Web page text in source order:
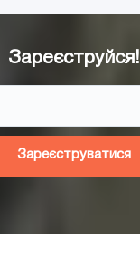
Зареєструйся!
Зареєструватися